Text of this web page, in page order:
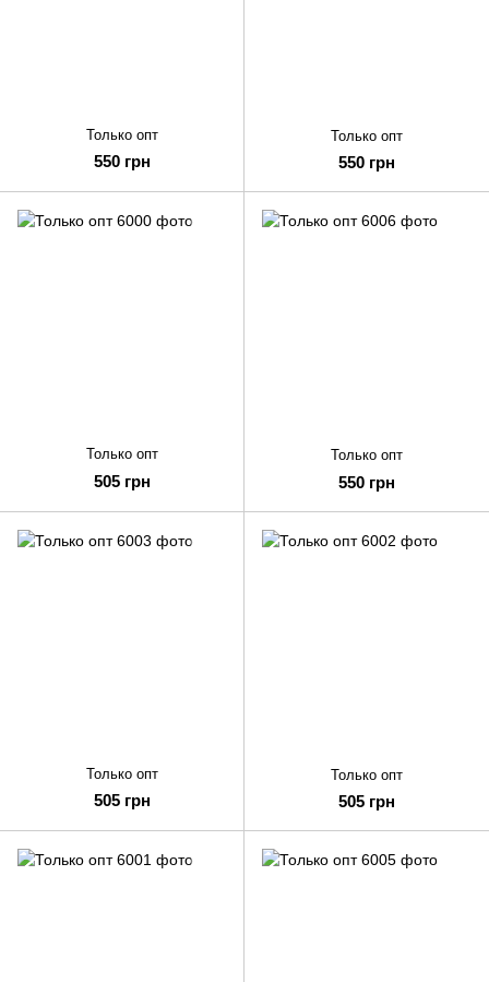
Только опт
550 грн
Только опт
550 грн
Только опт
505 грн
Только опт
550 грн
Только опт
505 грн
Только опт
505 грн